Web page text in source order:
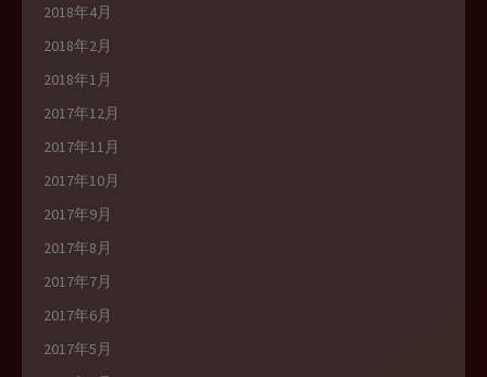
2018年4月
2018年2月
2018年1月
2017年12月
2017年11月
2017年10月
2017年9月
2017年8月
2017年7月
2017年6月
2017年5月